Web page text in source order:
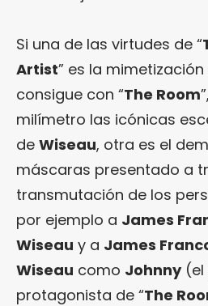
Si una de las virtudes de “
Artist” es la
consigue con “The Room
milímetro las icónicas
de Wiseau, otra es el
máscaras presentado a
transmutación de los
por ejemplo a James
Wiseau y a James
Wiseau como Johnny(el
protagonista de “The